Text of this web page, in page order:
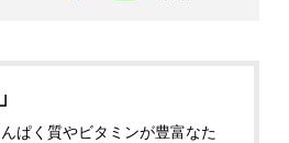
ぱく質やビタミンが豊富なた